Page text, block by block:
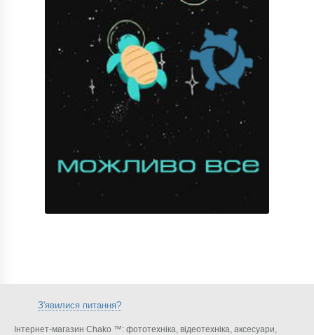
З'явилися питання?
Інтернет-магазин Chako ™: фототехніка, відеотехніка, аксесуари,